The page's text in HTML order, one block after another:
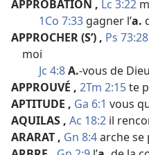
APPROBATION , Lc 3:22
1Co 7:33 gagner l’a.
APPROCHER (S’) , Ps 73:28
moi
Jc 4:8A.-​vous de
APPROUVÉ , 2Tm 2:15te
APTITUDE , Ga 6:1 vous
AQUILAS , Ac 18:2 il
ARARAT , Gn 8:4arche se